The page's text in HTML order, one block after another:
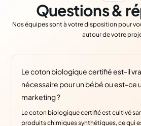
Questions &
Nos équipes sont à votre disposition pour
autour de votre
Le coton biologique certifié est-il
nécessaire pour un bébé ou est-ce
marketing ?
Le coton biologique certifié est cultivé
produits chimiques synthétiques, ce qui